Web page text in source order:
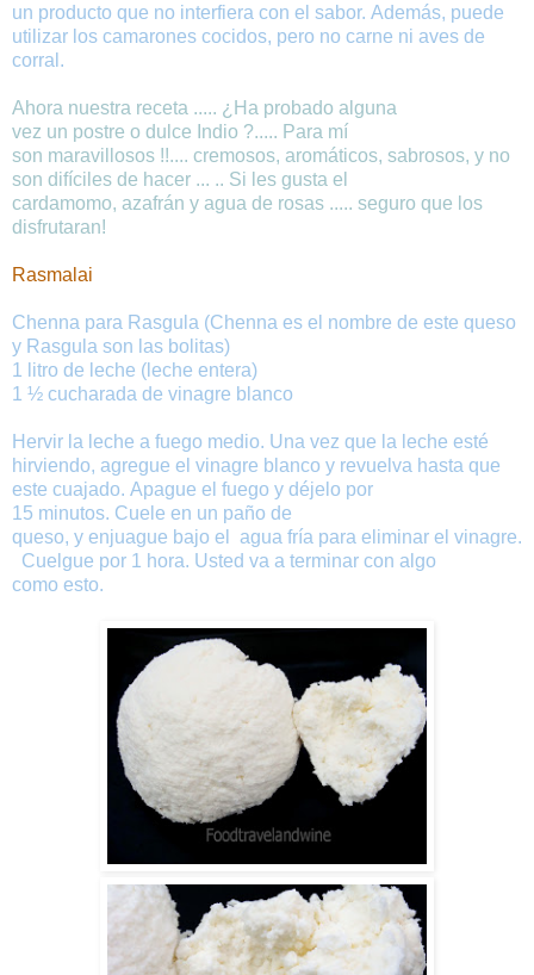
un producto que no interfiera con el sabor. Además, puede
utilizar los camarones cocidos, pero no carne ni aves de
corral .
Ahora nuestra receta ..... ¿Ha probado alguna
vez un postre o dulce Indio ?..... Para mí
son maravillosos !!.... cremosos, aromáticos, sabrosos, y no
son difíciles de hacer ... .. Si les gusta el
cardamomo, azafrán y agua de rosas ..... seguro que los
disfrutaran!
Rasmalai
Chenna para Rasgula (Chenna es el nombre de este queso
y Rasgula son las bolitas)
1 litro de leche ( leche entera)
1 ½ cucharada de vinagre blanco
Hervir la leche a fuego medio. Una vez que la leche esté
hirviendo, agregue el vinagre blanco y revuelva hasta que
este cuajado. Apague el fuego y déjelo por
15 minutos. Cuele en un paño de
queso, y enjuague bajo el agua fría para eliminar el vinagre.
Cuelgue por 1 hora. Usted va a terminar con algo
como esto.